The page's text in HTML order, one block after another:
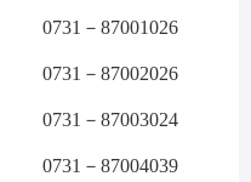
0731－87001026
0731－87002026
0731－87003024
0731－87004039